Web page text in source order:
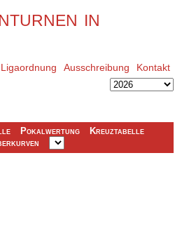
in
Ligaordnung Ausschreibung Kontakt
Pokalwertung
Kreuztabelle